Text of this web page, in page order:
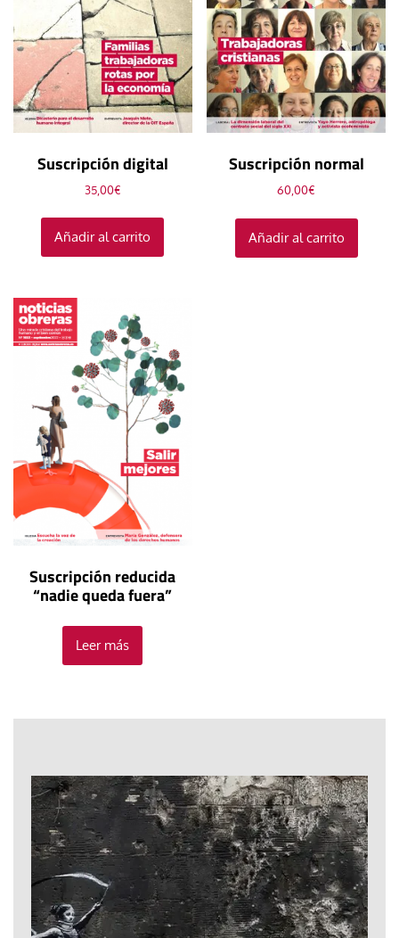
Suscripción digital
35,00€
Añadir al carrito
Suscripción normal
60,00€
Añadir al carrito
Suscripción reducida
“nadie queda fuera”
Leer más